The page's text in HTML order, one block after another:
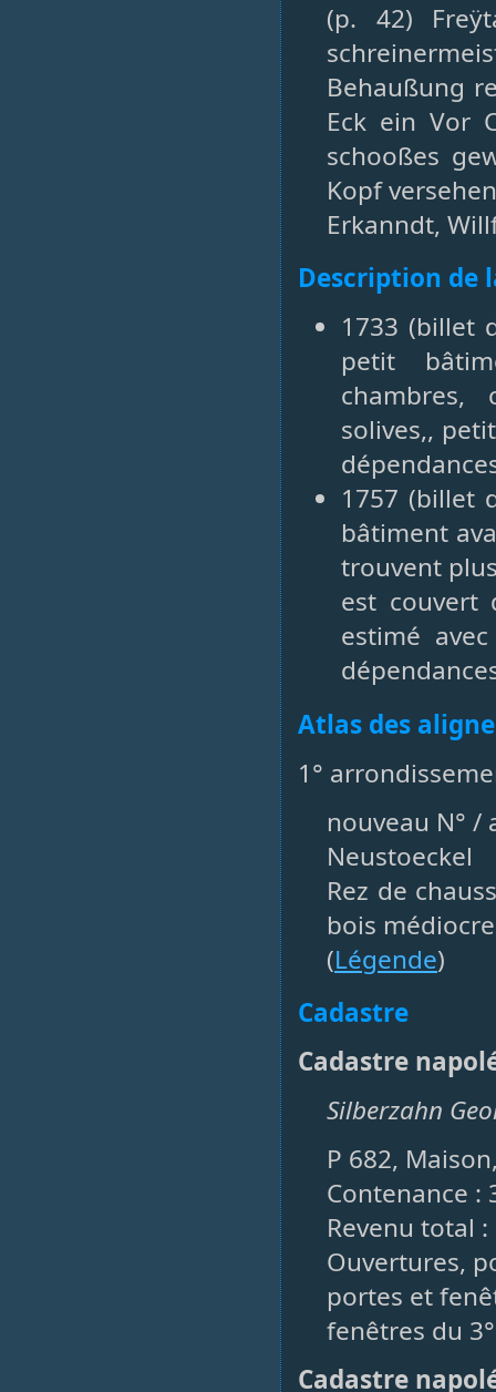
(p. 42)
Behaußung
Eck ein Vor
schooßes
Kopf
Erkanndt,
Description de
1733 (billet
petit
chambres,
solives,,
1757 (billet
bâtiment
trouvent
est couvert
estimé
Atlas des
1°
nouveau N° /
Neustoeckel
Rez de
bois médiocre
(Légende)
Cadastre
Cadastre
Silberzahn
P 682,
Contenance :
Revenu total
Ouvertures,
portes et
fenêtres du
Cadastre